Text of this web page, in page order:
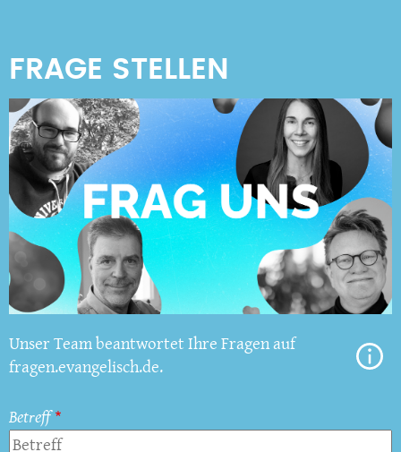
Unser Team beantwortet Ihre Fragen auf
fragen.evangelisch.de.
Betreff